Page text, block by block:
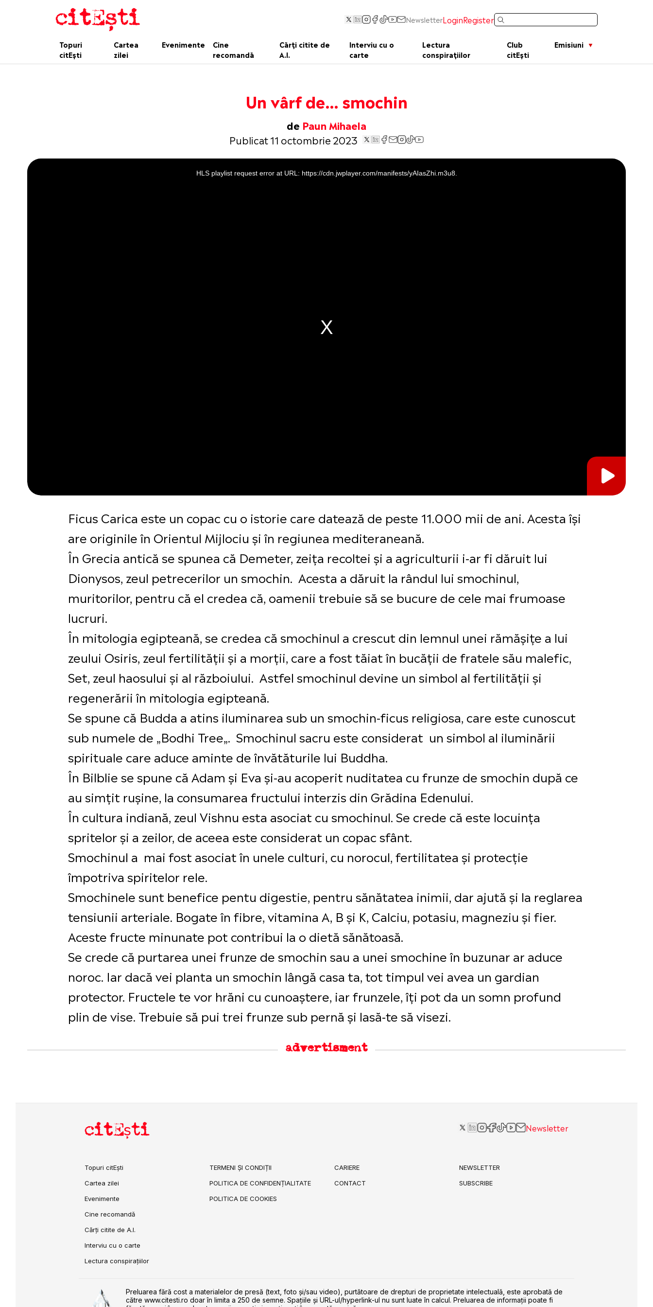
NewsletterLoginRegister
Topuri
citEști
Cartea
zilei
Evenimente
Cine
recomandă
Cărți citite de
A.I.
Interviu cu o
carte
Lectura
conspirațiilor
Club
citEști
Emisiuni
Un vârf de… smochin
de Paun Mihaela
Publicat 11 octombrie 2023
This
is
a
HLS playlist request error at URL: https://cdn.jwplayer.com/manifests/yAIasZhi.m3u8.
Ficus Carica este un copac cu o istorie care datează de peste 11.000 mii de ani. Acesta își
are originile în Orientul Mijlociu și în regiunea mediteraneană.
În Grecia antică se spunea că Demeter, zeița recoltei și a agriculturii i-ar fi dăruit lui
Dionysos, zeul petrecerilor un smochin. Acesta a dăruit la rândul lui smochinul,
muritorilor, pentru că el credea că, oamenii trebuie să se bucure de cele mai frumoase
lucruri.
În mitologia egipteană, se credea că smochinul a crescut din lemnul unei rămășițe a lui
zeului Osiris, zeul fertilității și a morții, care a fost tăiat în bucății de fratele său malefic,
Set, zeul haosului și al războiului. Astfel smochinul devine un simbol al fertilității și
regenerării în mitologia egipteană.
Se spune că Budda a atins iluminarea sub un smochin-ficus religiosa, care este cunoscut
sub numele de „Bodhi Tree„. Smochinul sacru este considerat un simbol al iluminării
spirituale care aduce aminte de învătăturile lui Buddha.
În Bilblie se spune că Adam și Eva și-au acoperit nuditatea cu frunze de smochin după ce
au simțit rușine, la consumarea fructului interzis din Grădina Edenului.
În cultura indiană, zeul Vishnu esta asociat cu smochinul. Se crede că este locuința
spritelor și a zeilor, de aceea este considerat un copac sfânt.
Smochinul a mai fost asociat în unele culturi, cu norocul, fertilitatea și protecție
împotriva spiritelor rele.
Smochinele sunt benefice pentu digestie, pentru sănătatea inimii, dar ajută și la reglarea
tensiunii arteriale. Bogate în fibre, vitamina A, B și K, Calciu, potasiu, magneziu și fier.
Aceste fructe minunate pot contribui la o dietă sănătoasă.
Se crede că purtarea unei frunze de smochin sau a unei smochine în buzunar ar aduce
noroc. Iar dacă vei planta un smochin lângă casa ta, tot timpul vei avea un gardian
protector. Fructele te vor hrăni cu cunoaștere, iar frunzele, îți pot da un somn profund
plin de vise. Trebuie să pui trei frunze sub pernă și lasă-te să visezi.
advertisment
citEști Newsletter
Topuri citEști
Cartea zilei
Evenimente
Cine recomandă
Cărți citite de A.I.
Interviu cu o carte
Lectura conspirațiilor
TERMENI ȘI CONDIȚII
POLITICA DE CONFIDENȚIALITATE
POLITICA DE COOKIES
CARIERE
CONTACT
NEWSLETTER
SUBSCRIBE
Preluarea fără cost a materialelor de presă (text, foto și/sau video), purtătoare de drepturi de proprietate intelectuală, este aprobată de
către www.citesti.ro doar în limita a 250 de semne. Spaţiile şi URL-ul/hyperlink-ul nu sunt luate în calcul. Preluarea de informaţii poate fi